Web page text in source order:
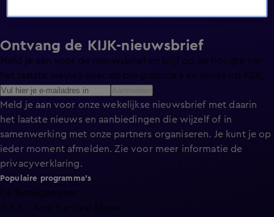
Ontvang de KIJK-nieuwsbrief
Meld je aan voor de nieuwsbrief en blijf op de hoogte van
het laatste nieuws over de programma’s en series op KIJK.
Meld je aan voor onze wekelijkse nieuwsbrief met daarin
het laatste nieuws en aanbiedingen die wijzelf of in
samenwerking met onze partners organiseren. Je kunt je op
ieder moment afmelden. Zie voor meer informatie de
privacyverklaring.
Populaire programma's
De Bondgenoten
A.S.S. - Anti Survival Show